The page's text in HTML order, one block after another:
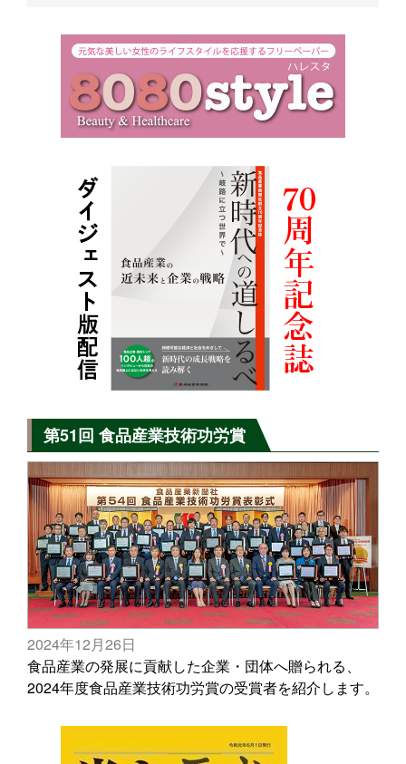
第51回 食品産業技術功労賞
2024年12月26日
食品産業の発展に貢献した企業・団体へ贈られる、
2024年度食品産業技術功労賞の受賞者を紹介します。